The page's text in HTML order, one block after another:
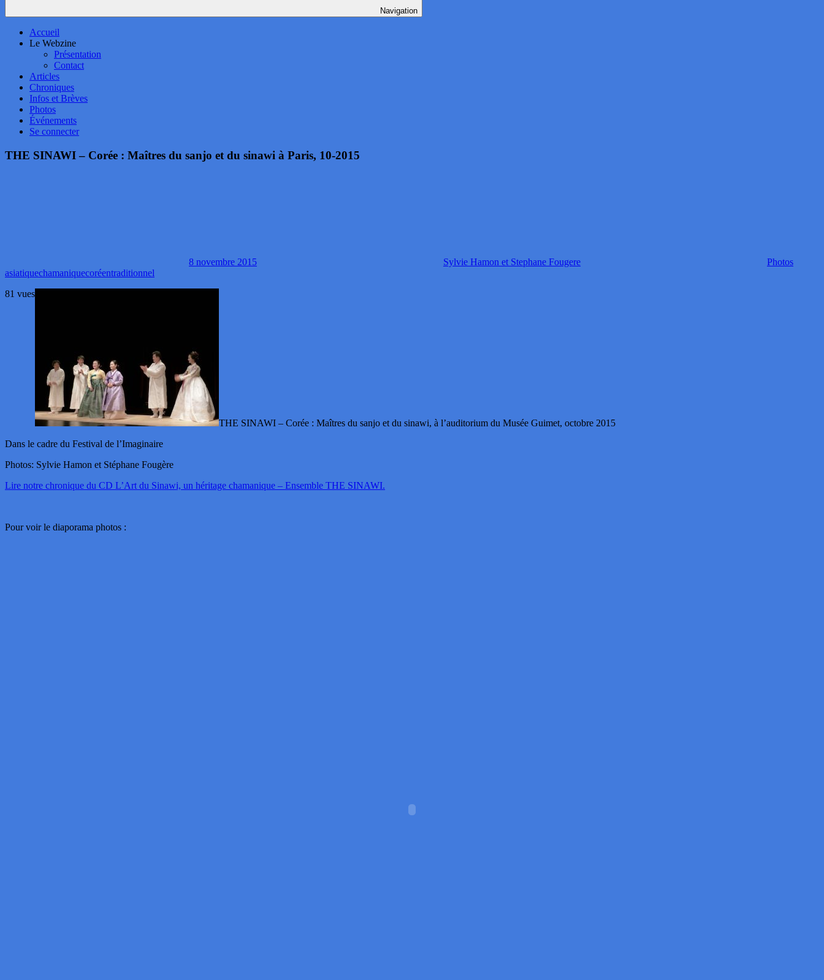
Navigation
Accueil
Le Webzine
Présentation
Contact
Articles
Chroniques
Infos et Brèves
Photos
Événements
Se connecter
THE SINAWI – Corée : Maîtres du sanjo et du sinawi à Paris, 10-2015
8 novembre 2015 Sylvie Hamon et Stephane Fougere
Photos
asiatiquechamaniquecoréentraditionnel
81 vues
THE SINAWI – Corée : Maîtres du sanjo et du sinawi, à l’auditorium du Musée Guimet, octobre 2015
Dans le cadre du Festival de l’Imaginaire
Photos: Sylvie Hamon et Stéphane Fougère
Lire notre chronique du CD L’Art du Sinawi, un héritage chamanique – Ensemble THE SINAWI.
Pour voir le diaporama photos :